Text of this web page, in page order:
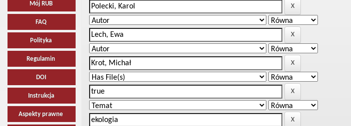
Mój RUB
FAQ
Polityka
Regulamin
DOI
Instrukcja
Aspekty prawne